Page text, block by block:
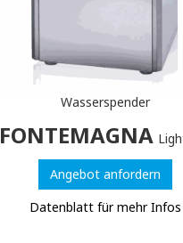
Wasserspender
FONTEMAGNA
Angebot anfordern
Datenblatt für mehr Infos